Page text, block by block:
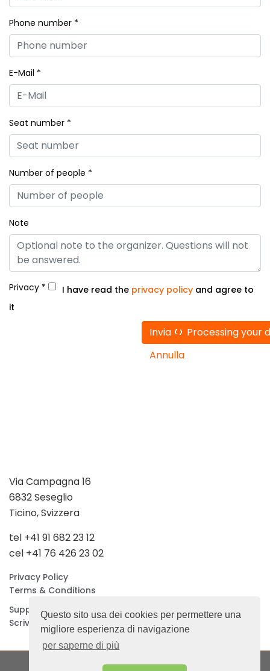
Questo sito usa dei cookies per permettere una
migliore esperienza di navigazione
per saperne di più
Phone number *
E-Mail *
Seat number *
Number of people *
Note
Privacy * I have read the privacy policy and agree to
it
Invia
Processing your
Annulla
Via Campagna 16
6832 Seseglio
Ticino, Svizzera
tel +41 91 682 23 12
cel +41 76 426 23 02
Privacy Policy
Terms & Conditions
Supporto remoto
Scrivimi una mail